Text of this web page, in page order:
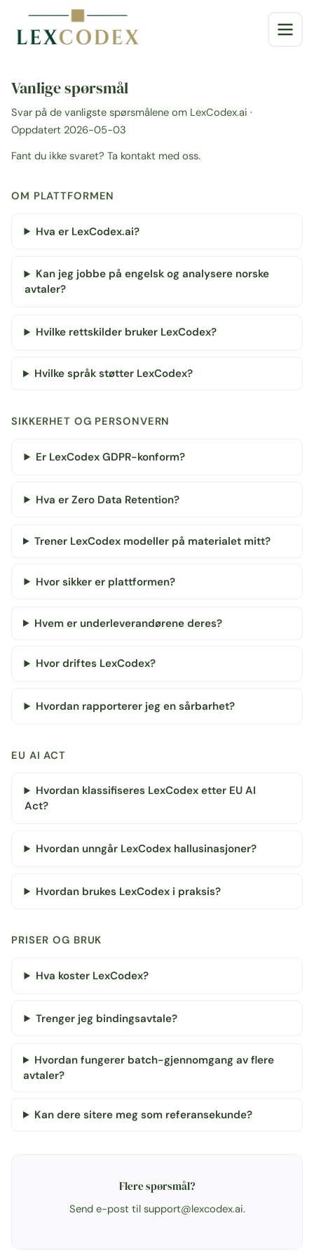
Vanlige spørsmål
Svar på de vanligste spørsmålene om LexCodex.ai ·
Oppdatert 2026-05-03
Fant du ikke svaret? Ta kontakt med oss.
OM PLATTFORMEN
Hva er LexCodex.ai?
Kan jeg jobbe på engelsk og analysere norske
avtaler?
Hvilke rettskilder bruker LexCodex?
Hvilke språk støtter LexCodex?
SIKKERHET OG PERSONVERN
Er LexCodex GDPR-konform?
Hva er Zero Data Retention?
Trener LexCodex modeller på materialet mitt?
Hvor sikker er plattformen?
Hvem er underleverandørene deres?
Hvor driftes LexCodex?
Hvordan rapporterer jeg en sårbarhet?
EU AI ACT
Hvordan klassifiseres LexCodex etter EU AI
Act?
Hvordan unngår LexCodex hallusinasjoner?
Hvordan brukes LexCodex i praksis?
PRISER OG BRUK
Hva koster LexCodex?
Trenger jeg bindingsavtale?
Hvordan fungerer batch-gjennomgang av flere
avtaler?
Kan dere sitere meg som referansekunde?
Flere spørsmål?
Send e-post til support@lexcodex.ai.